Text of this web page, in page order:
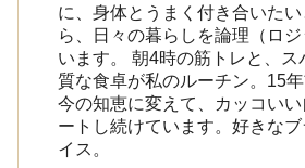
に、身体とうまく付き合いた
ら、日々の暮らしを論理（ロ
います。 朝4時の筋トレと、ス
質な食卓が私のルーチン。15
今の知恵に変えて、カッコい
ートし続けています。好きな
イス。